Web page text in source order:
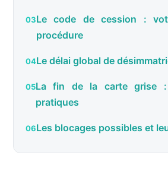
Le code de cession :
procédure
Le délai global de
La fin de la carte grise :
pratiques
Les blocages possibles et